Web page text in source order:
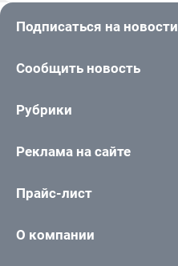
Подписаться на новости
Сообщить новость
Рубрики
Реклама на сайте
Прайс-лист
О компании